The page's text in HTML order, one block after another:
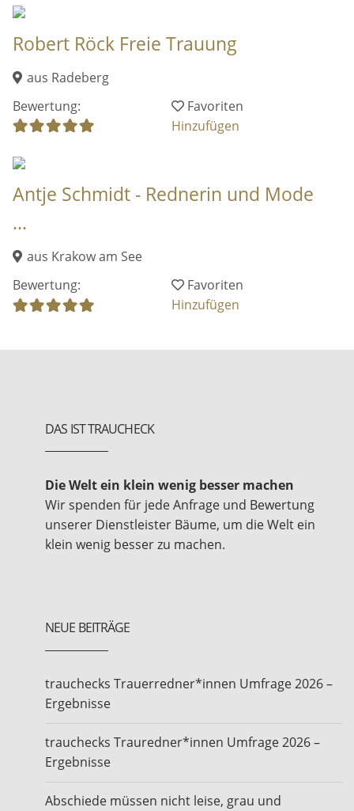
Robert Röck Freie Trauung
aus Radeberg
Bewertung:
Favoriten
Hinzufügen
Antje Schmidt - Rednerin und Mode
...
aus Krakow am See
Bewertung:
Favoriten
Hinzufügen
DAS IST TRAUCHECK
Die Welt ein klein wenig besser machen
Wir spenden für jede Anfrage und Bewertung
unserer Dienstleister Bäume, um die Welt ein
klein wenig besser zu machen.
NEUE BEITRÄGE
trauchecks Trauerredner*innen Umfrage 2026 –
Ergebnisse
trauchecks Trauredner*innen Umfrage 2026 –
Ergebnisse
Abschiede müssen nicht leise, grau und